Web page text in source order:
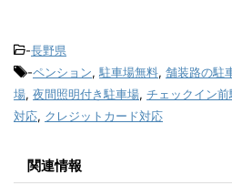
-長野県
-ペンション, 駐車場無料, 舗装路の駐
場, 夜間照明付き駐車場, チェックイン
対応, クレジットカード対応
関連情報